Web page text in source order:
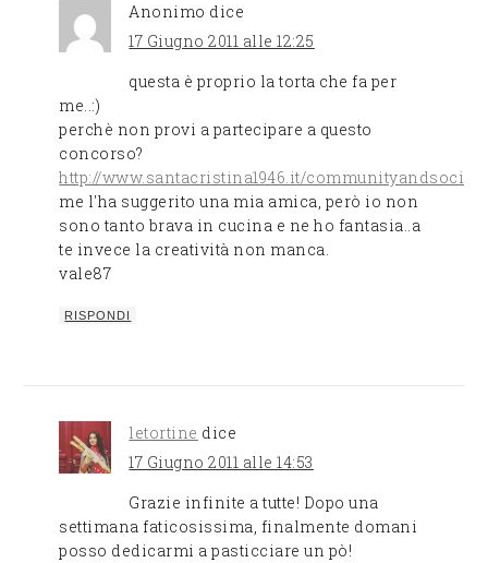
Anonimo dice
17 Giugno 2011 alle 12:25
questa è proprio la torta che fa per
me..:)
perchè non provi a partecipare a questo
concorso?
http://www.santacristina1946.it/communityandsocial
me l'ha suggerito una mia amica, però io non
sono tanto brava in cucina e ne ho fantasia..a
te invece la creatività non manca.
vale87
RISPONDI
letortine dice
17 Giugno 2011 alle 14:53
Grazie infinite a tutte! Dopo una
settimana faticosissima, finalmente domani
posso dedicarmi a pasticciare un pò!